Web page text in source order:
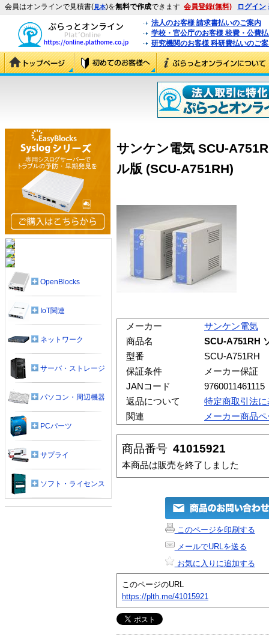
会員はオンラインで見積書(見本)を無料で作成できます 会員登録(無料) ログイン
法人のお客様 請求書払いのご案内
学校・官公庁のお客様 校費・公費
研究機関のお客様 科研費払いのご
サンケン電気 SCU-
ル版 (SCU-A751RH)
メーカー
サンケン電気
商品名
SCU-A751RH
型番
SCU-A751RH
保証条件
メーカー保証
JANコード
9760011461115
返品について
特定商取引法
関連
メーカー商品
商品番号 41015921
本商品は販売を終了しました
このページを印刷する
メールでURLを送る
お気に入りに追加する
このページのURL
https://plth.me/41015921
OpenBlocks
IoT関連
ネットワーク
サーバ・ストレージ
パソコン・周辺機器
PCパーツ
サプライ
ソフト・ライセンス